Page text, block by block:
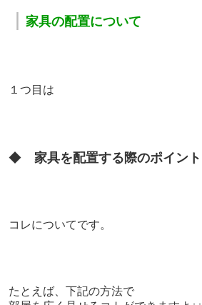
家具の配置について
１つ目は
◆ 家具を配置する際のポイント
コレについてです。
たとえば、 下記の方法で